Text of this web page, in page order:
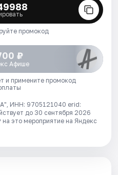
промокод
₽
Афише
и примените промокод
ИНН: 9705121040 erid:
до 30 сентября 2026
это мероприятие на Яндекс